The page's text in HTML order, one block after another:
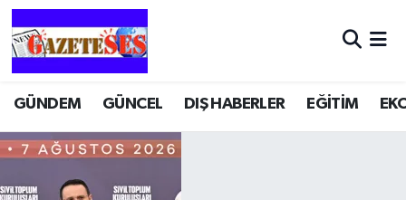
GÜNDEM GÜNCEL DIŞ HABERLER EĞİTİM